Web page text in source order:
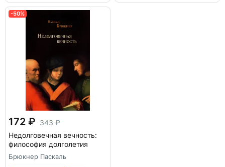
-50%
172
343
Недолговечная вечность:
философия долголетия
Брюкнер Паскаль